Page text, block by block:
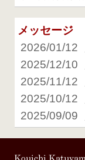
メッセージ
2026/01/12
2025/12/10
2025/11/12
2025/10/12
2025/09/09